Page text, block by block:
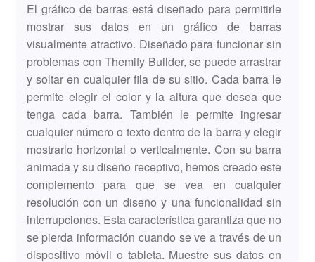
El gráfico de barras está diseñado para permitirle
mostrar sus datos en un gráfico de barras
visualmente atractivo. Diseñado para funcionar sin
problemas con Themify Builder, se puede arrastrar
y soltar en cualquier fila de su sitio. Cada barra le
permite elegir el color y la altura que desea que
tenga cada barra. También le permite ingresar
cualquier número o texto dentro de la barra y elegir
mostrarlo horizontal o verticalmente. Con su barra
animada y su diseño receptivo, hemos creado este
complemento para que se vea en cualquier
resolución con un diseño y una funcionalidad sin
interrupciones. Esta característica garantiza que no
se pierda información cuando se ve a través de un
dispositivo móvil o tableta. Muestre sus datos en